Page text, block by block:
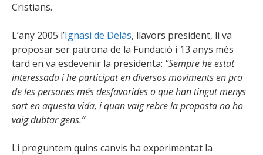
Cristians.
L’any 2005 l’Ignasi de Delàs, llavors president, li va
proposar ser patrona de la Fundació i 13 anys més
tard en va esdevenir la presidenta: “Sempre he estat
interessada i he participat en diversos moviments en pro
de les persones més desfavorides o que han tingut menys
sort en aquesta vida, i quan vaig rebre la proposta no ho
vaig dubtar gens.”
Li preguntem quins canvis ha experimentat la